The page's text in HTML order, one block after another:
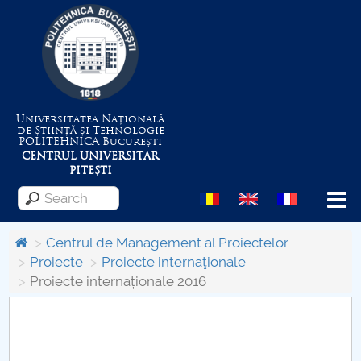
Universitatea Națională
de Știință și Tehnologie
POLITEHNICABucurești
CENTRUL UNIVERSITAR
PITEȘTI
Menu
About the University
Centrul de Management al Proiectelor
Proiecte
Proiecte internaţionale
Proiecte internaționale 2016